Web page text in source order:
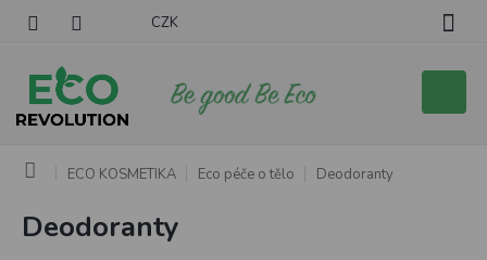
CZK
košík
Domů ECO KOSMETIKA Eco péče o tělo Deodoranty
Deodoranty